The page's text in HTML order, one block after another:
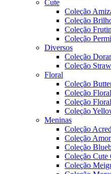
Cute
Coleção
Coleção
Coleção
Coleção
Diversos
Coleção
Coleção
Floral
Coleção
Coleção
Coleção
Coleção
Meninas
Coleção
Coleção
Coleção
Coleção Cute
Coleção